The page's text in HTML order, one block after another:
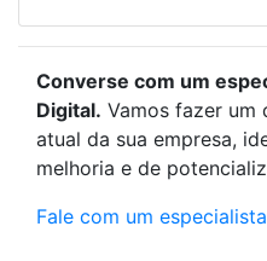
Converse com um
Digital. Vamos fazer um
atual da sua empresa,
melhoria e de
Fale com um especialista